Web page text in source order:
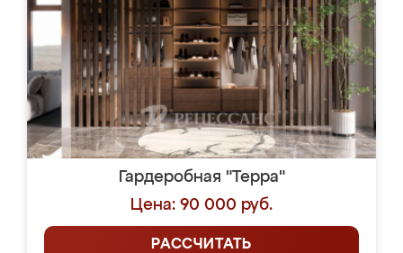
Гардеробная "Терра"
Цена: 90 000 руб.
РАССЧИТАТЬ